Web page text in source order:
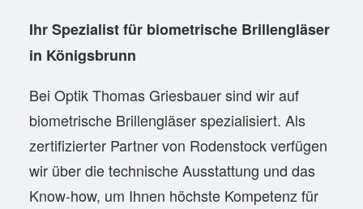
Ihr Spezialist für biometrische Brillengläser
in Königsbrunn
Bei Optik Thomas Griesbauer sind wir auf
biometrische Brillengläser spezialisiert. Als
zertifizierter Partner von Rodenstock verfügen
wir über die technische Ausstattung und das
Know-how, um Ihnen höchste Kompetenz für